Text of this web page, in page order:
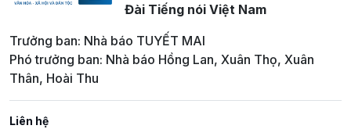
Đài Tiếng nói Việt Nam
Trưởng ban: Nhà báo TUYẾT MAI
Phó trưởng ban: Nhà báo Hồng Lan, Xuân Thọ, Xuân
Thân, Hoài Thu
Liên hệ